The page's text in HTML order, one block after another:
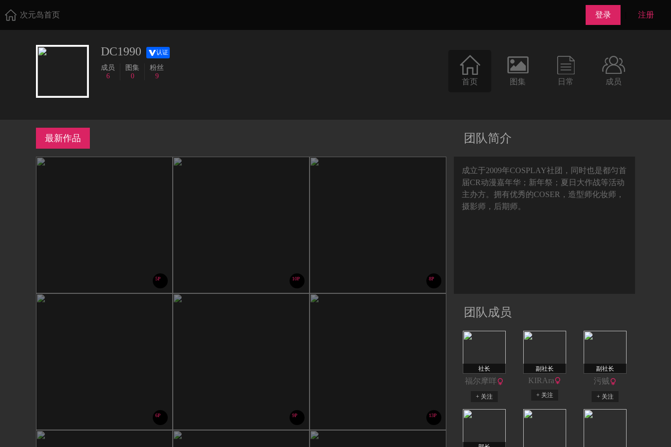
次元岛首页 登录 注册
DC1990 认证
成员
6
图集
0
粉丝
9
首页 图集 日常 成员
最新作品
5P 10P 8P
6P 9P 13P
团队简介
成立于2009年COSPLAY社团，同时也是都匀首
届CR动漫嘉年华；新年祭；夏日大作战等活动
主办方。拥有优秀的COSER，造型师化妆师，
摄影师，后期师。
团队成员
社长
福尔摩咩
+ 关注
副社长
KIRAra
+ 关注
副社长
污贼
+ 关注